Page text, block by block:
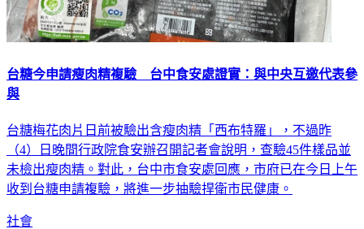
台糖今申請瘦肉精複驗 台中食安處證實：與中央互邀代表參
與
台糖梅花肉片日前被驗出含瘦肉精「西布特羅」，不過昨
（4）日晚間行政院食安辦召開記者會說明，查驗45件樣品並
未檢出瘦肉精。對此，台中市食安處回應，市府已在今日上午
收到台糖申請複驗，將進一步抽驗捍衛市民健康。
社會